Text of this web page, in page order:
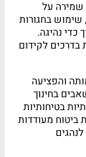
שמירה על
שימוש בחגורות
כדי נהיגה.
לקידום
והפציעה
בחינוך
בטיחותיות
ביטוח מעודדות